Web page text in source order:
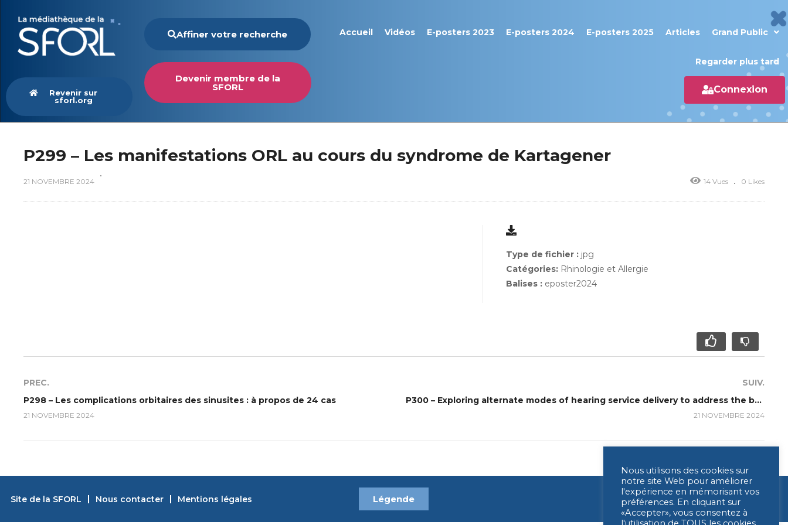
Revenir sur
sforl.org
Affiner votre recherche
Devenir membre de la
SFORL
Accueil Vidéos E-posters 2023 E-posters 2024 E-posters 2025 Articles Grand Public
Regarder plus tard
Connexion
P299 – Les manifestations ORL au cours du syndrome de Kartagener
21 NOVEMBRE 2024 14 Vues 0 Likes
Type de fichier : jpg
Catégories: Rhinologie et Allergie
Balises : eposter2024
PREC.
P298 – Les complications orbitaires des sinusites : à propos de 24 cas
21 NOVEMBRE 2024
SUIV.
P300 – Exploring alternate modes of hearing service delivery to address the barriers and opportunities in hearing care uptake: a scoping review
21 NOVEMBRE 2024
Site de la SFORL Nous contacter Mentions légales Légende
Nous utilisons des cookies sur
notre site Web pour améliorer
l'expérience en mémorisant vos
préférences. En cliquant sur
«Accepter», vous consentez à